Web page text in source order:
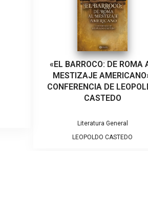
«EL BARROCO: DE ROMA
MESTIZAJE
CONFERENCIA DE
CASTEDO
Literatura General
LEOPOLDO CASTEDO